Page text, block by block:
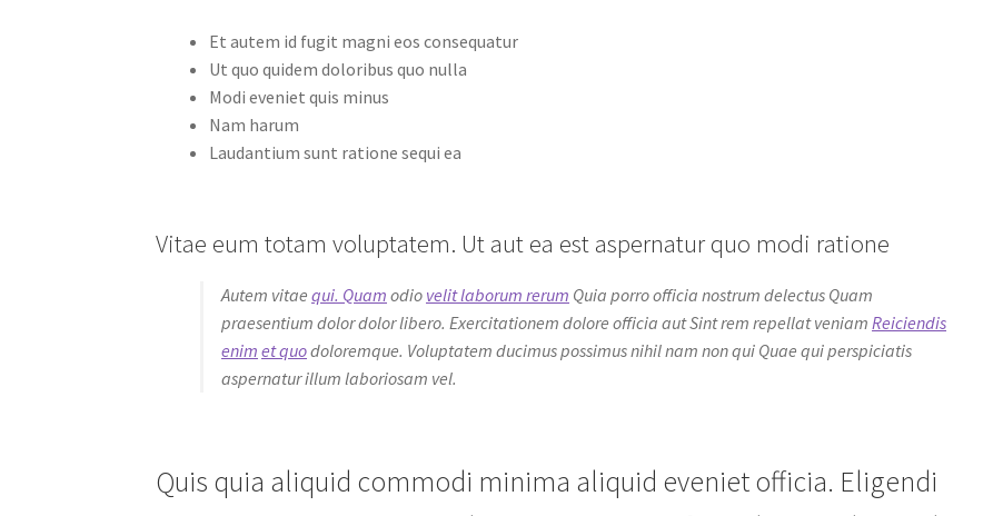
Et autem id fugit magni eos consequatur
Ut quo quidem doloribus quo nulla
Modi eveniet quis minus
Nam harum
Laudantium sunt ratione sequi ea
Vitae eum totam voluptatem. Ut aut ea est aspernatur quo modi ratione
Autem vitaequi. Quam odio velit laborum rerum Quia porro officia nostrum delectus Quam
praesentium dolor dolor libero. Exercitationem dolore officia aut Sint rem repellat veniamReiciendis
enim et quodoloremque. Voluptatem ducimus possimus nihil nam non qui Quae qui perspiciatis
aspernatur illum laboriosam vel.
Quis quia aliquid commodi minima aliquid eveniet officia. Eligendi